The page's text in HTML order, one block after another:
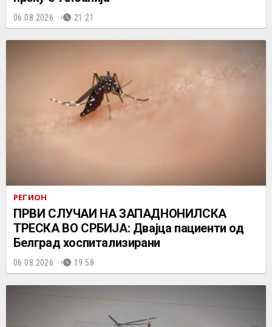
06.08.2026. 21:21
РЕГИОН
ПРВИ СЛУЧАИ НА ЗАПАДНОНИЛСКА
ТРЕСКА ВО СРБИЈА: Двајца пациенти од
Белград хоспитализирани
06.08.2026. 19:58